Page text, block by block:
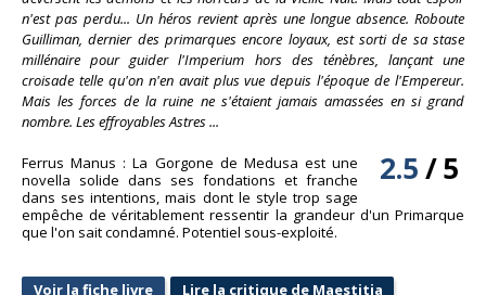
n'est pas perdu... Un héros revient après une longue absence. Roboute
Guilliman, dernier des primarques encore loyaux, est sorti de sa stase
millénaire pour guider l'Imperium hors des ténèbres, lançant une
croisade telle qu'on n'en avait plus vue depuis l'époque de l'Empereur.
Mais les forces de la ruine ne s'étaient jamais amassées en si grand
nombre. Les effroyables Astres ...
2.5/5
Ferrus Manus : La Gorgone de Medusa est une
novella solide dans ses fondations et franche
dans ses intentions, mais dont le style trop sage
empêche de véritablement ressentir la grandeur d'un Primarque
que l'on sait condamné. Potentiel sous-exploité.
Voir la fiche livre Lire la critique de Maestitia